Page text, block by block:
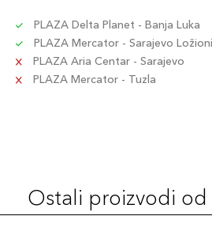
PLAZA Delta Planet - Banja Luka
PLAZA Mercator - Sarajevo
PLAZA Aria Centar - Sarajevo
PLAZA Mercator - Tuzla
Ostali proizvodi